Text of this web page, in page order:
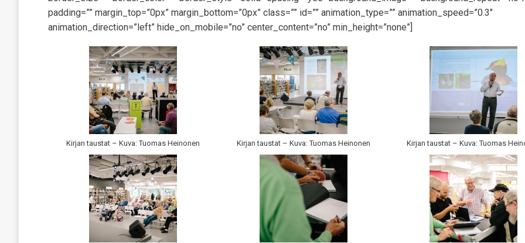
padding=”” margin_top=”0px” margin_bottom=”0px” class=”” id=”” animation_type=”” animation_speed=”0.3″
animation_direction=”left” hide_on_mobile=”no” center_content=”no” min_height=”none”]
Kirjan taustat – Kuva: Tuomas Heinonen Kirjan taustat – Kuva: Tuomas Heinonen Kirjan taustat – Kuva: Tuomas